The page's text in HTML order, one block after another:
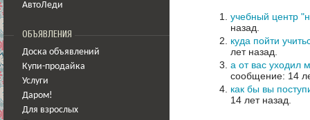
АвтоЛеди
ОБЪЯВЛЕНИЯ
Доска объявлений
Купи-продайка
Услуги
Даром!
Для взрослых
учебный центр
назад.
куда пойти
лет назад.
а от вас уходил
сообщение: 14
как бы вы
14 лет назад.